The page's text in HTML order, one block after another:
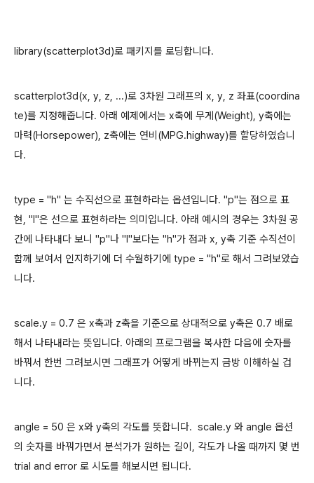
library(scatterplot3d)로 패키지를 로딩합니다.
scatterplot3d(x, y, z, ...)로 3차원 그래프의 x, y, z 좌표(coordina
te)를 지정해줍니다. 아래 예제에서는 x축에 무게(Weight), y축에는
마력(Horsepower), z축에는 연비(MPG.highway)를 할당하였습니
다.
type = "h" 는 수직선으로 표현하라는 옵션입니다. "p"는 점으로 표
현, "l"은 선으로 표현하라는 의미입니다. 아래 예시의 경우는 3차원 공
간에 나타내다 보니 "p"나 "l"보다는 "h"가 점과 x, y축 기준 수직선이
함께 보여서 인지하기에 더 수월하기에 type = "h"로 해서 그려보았습
니다.
scale.y = 0.7 은 x축과 z축을 기준으로 상대적으로 y축은 0.7 배로
해서 나타내라는 뜻입니다. 아래의 프로그램을 복사한 다음에 숫자를
바꿔서 한번 그려보시면 그래프가 어떻게 바뀌는지 금방 이해하실 겁
니다.
angle = 50 은 x와 y축의 각도를 뜻합니다. scale.y 와 angle 옵션
의 숫자를 바꿔가면서 분석가가 원하는 길이, 각도가 나올 때까지 몇 번
trial and error 로 시도를 해보시면 됩니다.